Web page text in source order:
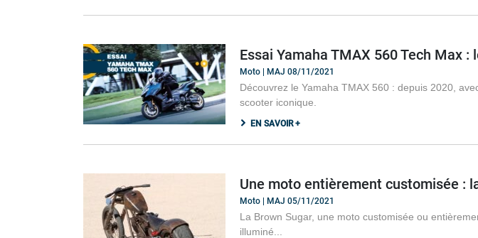
Essai Yamaha TMAX 560 Tech Max
Moto | MAJ 08/11/2021
Découvrez le Yamaha TMAX 560 : depuis 2020,
scooter iconique.
EN SAVOIR +
Une moto entièrement customisée :
Moto | MAJ 05/11/2021
La Brown Sugar, une moto customisée ou
illuminé...